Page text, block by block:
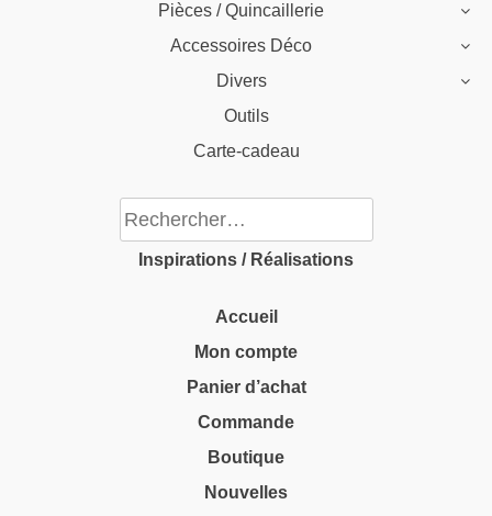
Pièces / Quincaillerie
Accessoires Déco
Divers
Outils
Carte-cadeau
Rechercher :
Inspirations / Réalisations
Accueil
Mon compte
Panier d’achat
Commande
Boutique
Nouvelles